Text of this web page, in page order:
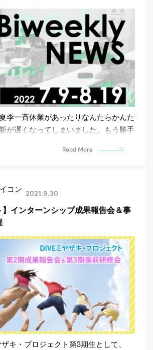
季一斉休業があったりなんたらかんた
が遅くなってしまいました。もう勝手
Read More
2021.9.30
】インターンシップ成果報告会＆事
キ・プロジェクト第3期生として、